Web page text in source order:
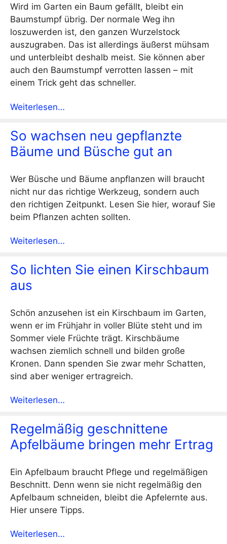
Wird im Garten ein Baum gefällt, bleibt ein
Baumstumpf übrig. Der normale Weg ihn
loszuwerden ist, den ganzen Wurzelstock
auszugraben. Das ist allerdings äußerst mühsam
und unterbleibt deshalb meist. Sie können aber
auch den Baumstumpf verrotten lassen – mit
einem Trick geht das schneller.
Weiterlesen…
So wachsen neu gepflanzte
Bäume und Büsche gut an
Wer Büsche und Bäume anpflanzen will braucht
nicht nur das richtige Werkzeug, sondern auch
den richtigen Zeitpunkt. Lesen Sie hier, worauf Sie
beim Pflanzen achten sollten.
Weiterlesen…
So lichten Sie einen Kirschbaum
aus
Schön anzusehen ist ein Kirschbaum im Garten,
wenn er im Frühjahr in voller Blüte steht und im
Sommer viele Früchte trägt. Kirschbäume
wachsen ziemlich schnell und bilden große
Kronen. Dann spenden Sie zwar mehr Schatten,
sind aber weniger ertragreich.
Weiterlesen…
Regelmäßig geschnittene
Apfelbäume bringen mehr Ertrag
Ein Apfelbaum braucht Pflege und regelmäßigen
Beschnitt. Denn wenn sie nicht regelmäßig den
Apfelbaum schneiden, bleibt die Apfelernte aus.
Hier unsere Tipps.
Weiterlesen…